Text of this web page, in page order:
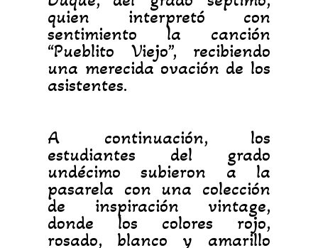
quien interpretó con
sentimiento la canción
“Pueblito Viejo”, recibiendo
una merecida ovación de los
asistentes.
A continuación, los
estudiantes del grado
undécimo subieron a la
pasarela con una colección
de inspiración vintage,
donde los colores rojo,
rosado, blanco y amarillo